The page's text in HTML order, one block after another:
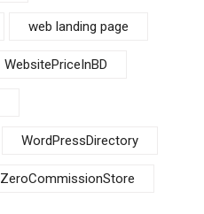
web landing page
WebsitePriceInBD
WordPressDirectory
ZeroCommissionStore